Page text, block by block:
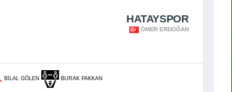
HATAYSPOR
ÖMER ERDOĞAN
BILAL GÖLEN BURAK PAKKAN